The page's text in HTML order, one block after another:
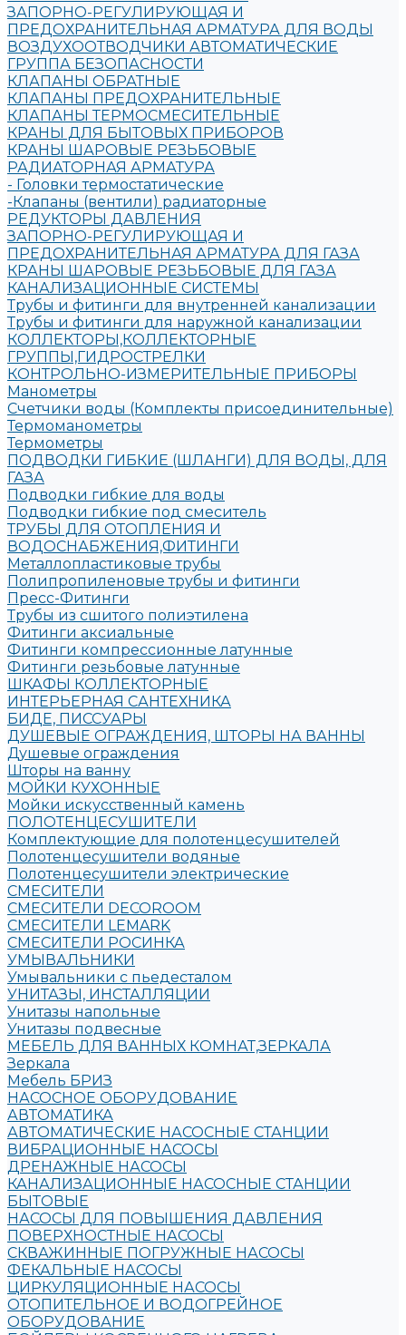
ЗАПОРНО-РЕГУЛИРУЮЩАЯ И
ПРЕДОХРАНИТЕЛЬНАЯ АРМАТУРА ДЛЯ ВОДЫ
ВОЗДУХООТВОДЧИКИ АВТОМАТИЧЕСКИЕ
ГРУППА БЕЗОПАСНОСТИ
КЛАПАНЫ ОБРАТНЫЕ
КЛАПАНЫ ПРЕДОХРАНИТЕЛЬНЫЕ
КЛАПАНЫ ТЕРМОСМЕСИТЕЛЬНЫЕ
КРАНЫ ДЛЯ БЫТОВЫХ ПРИБОРОВ
КРАНЫ ШАРОВЫЕ РЕЗЬБОВЫЕ
РАДИАТОРНАЯ АРМАТУРА
- Головки термостатические
-Клапаны (вентили) радиаторные
РЕДУКТОРЫ ДАВЛЕНИЯ
ЗАПОРНО-РЕГУЛИРУЮЩАЯ И
ПРЕДОХРАНИТЕЛЬНАЯ АРМАТУРА ДЛЯ ГАЗА
КРАНЫ ШАРОВЫЕ РЕЗЬБОВЫЕ ДЛЯ ГАЗА
КАНАЛИЗАЦИОННЫЕ СИСТЕМЫ
Трубы и фитинги для внутренней канализации
Трубы и фитинги для наружной канализации
КОЛЛЕКТОРЫ,КОЛЛЕКТОРНЫЕ
ГРУППЫ,ГИДРОСТРЕЛКИ
КОНТРОЛЬНО-ИЗМЕРИТЕЛЬНЫЕ ПРИБОРЫ
Манометры
Счетчики воды (Комплекты присоединительные)
Термоманометры
Термометры
ПОДВОДКИ ГИБКИЕ (ШЛАНГИ) ДЛЯ ВОДЫ, ДЛЯ
ГАЗА
Подводки гибкие для воды
Подводки гибкие под смеситель
ТРУБЫ ДЛЯ ОТОПЛЕНИЯ И
ВОДОСНАБЖЕНИЯ,ФИТИНГИ
Металлопластиковые трубы
Полипропиленовые трубы и фитинги
Пресс-Фитинги
Трубы из сшитого полиэтилена
Фитинги аксиальные
Фитинги компрессионные латунные
Фитинги резьбовые латунные
ШКАФЫ КОЛЛЕКТОРНЫЕ
ИНТЕРЬЕРНАЯ САНТЕХНИКА
БИДЕ, ПИССУАРЫ
ДУШЕВЫЕ ОГРАЖДЕНИЯ, ШТОРЫ НА ВАННЫ
Душевые ограждения
Шторы на ванну
МОЙКИ КУХОННЫЕ
Мойки искусственный камень
ПОЛОТЕНЦЕСУШИТЕЛИ
Комплектующие для полотенцесушителей
Полотенцесушители водяные
Полотенцесушители электрические
СМЕСИТЕЛИ
СМЕСИТЕЛИ DECOROOM
СМЕСИТЕЛИ LEMARK
СМЕСИТЕЛИ РОСИНКА
УМЫВАЛЬНИКИ
Умывальники с пьедесталом
УНИТАЗЫ, ИНСТАЛЛЯЦИИ
Унитазы напольные
Унитазы подвесные
МЕБЕЛЬ ДЛЯ ВАННЫХ КОМНАТ,ЗЕРКАЛА
Зеркала
Мебель БРИЗ
НАСОСНОЕ ОБОРУДОВАНИЕ
АВТОМАТИКА
АВТОМАТИЧЕСКИЕ НАСОСНЫЕ СТАНЦИИ
ВИБРАЦИОННЫЕ НАСОСЫ
ДРЕНАЖНЫЕ НАСОСЫ
КАНАЛИЗАЦИОННЫЕ НАСОСНЫЕ СТАНЦИИ
БЫТОВЫЕ
НАСОСЫ ДЛЯ ПОВЫШЕНИЯ ДАВЛЕНИЯ
ПОВЕРХНОСТНЫЕ НАСОСЫ
СКВАЖИННЫЕ ПОГРУЖНЫЕ НАСОСЫ
ФЕКАЛЬНЫЕ НАСОСЫ
ЦИРКУЛЯЦИОННЫЕ НАСОСЫ
ОТОПИТЕЛЬНОЕ И ВОДОГРЕЙНОЕ
ОБОРУДОВАНИЕ